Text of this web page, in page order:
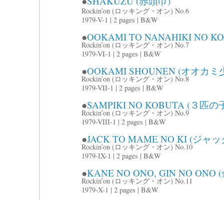
Rockin’on (ロッキング・オン) No.6
1979-V-1 | 2 pages | B&W
●OOKAMI TO NANAHIKI NO
Rockin’on (ロッキング・オン) No.7
1979-VI-1 | 2 pages | B&W
●OOKAMI SHOUNEN (オオカミ
Rockin’on (ロッキング・オン) No.8
1979-VII-1 | 2 pages | B&W
●SAMPIKI NO KOBUTA (３匹の
Rockin’on (ロッキング・オン) No.9
1979-VIII-1 | 2 pages | B&W
●JACK TO MAME NO KI (ジャ
Rockin’on (ロッキング・オン) No.10
1979-IX-1 | 2 pages | B&W
●KANE NO ONO, GIN NO ONO
Rockin’on (ロッキング・オン) No.11
1979-X-1 | 2 pages | B&W